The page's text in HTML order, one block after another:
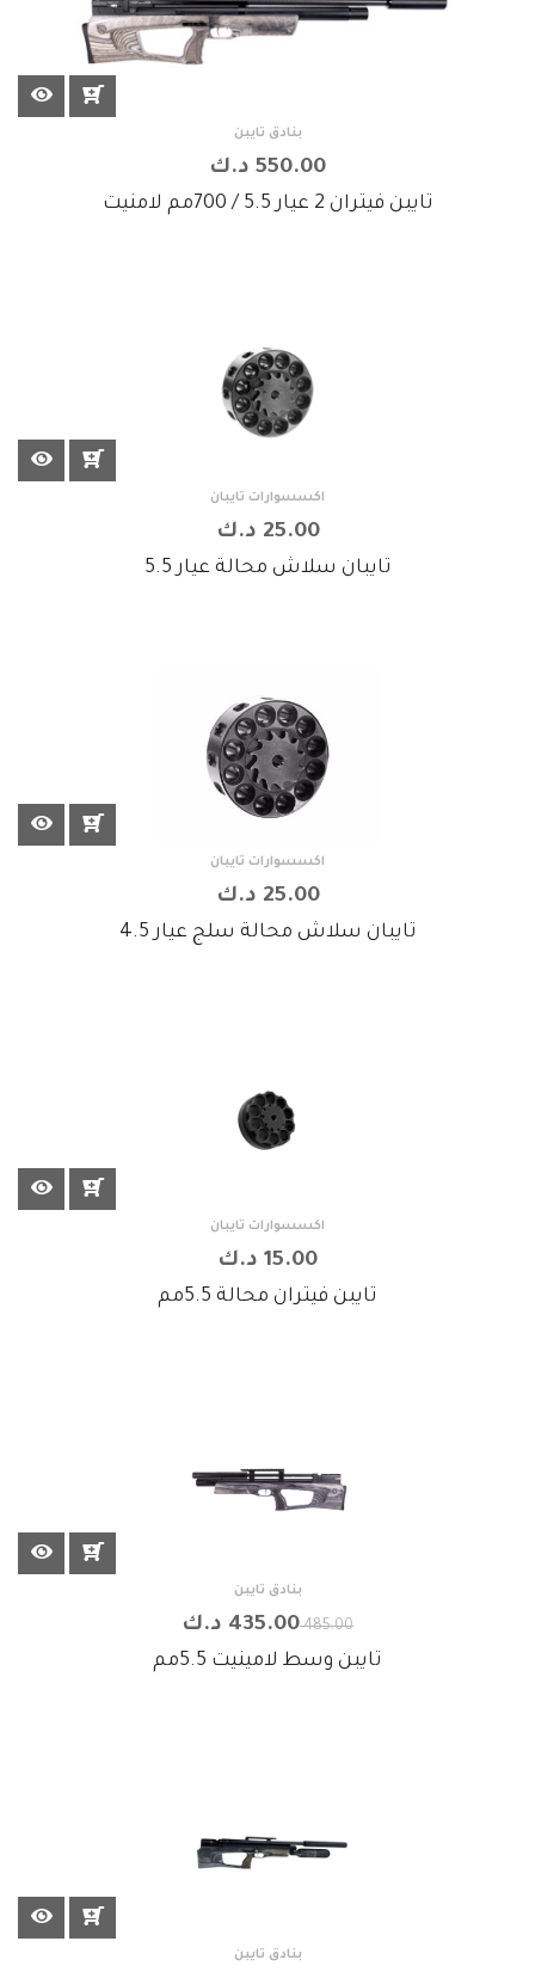
بنادق تايبن
550.00 د.ك
تايبن فيتران 2 عيار 5.5 / 700مم لامنيت
اكسسوارات تايبان
25.00 د.ك
تايبان سلاش محالة عيار 5.5
اكسسوارات تايبان
25.00 د.ك
تايبان سلاش محالة سلج عيار 4.5
اكسسوارات تايبان
15.00 د.ك
تايبن فيتران محالة 5.5مم
بنادق تايبن
485.00 435.00 د.ك
تايبن وسط لامينيت 5.5مم
بنادق تايبن